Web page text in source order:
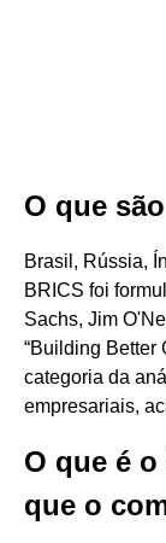
O que
Brasil, Rússia,
BRICS foi
Sachs, Jim
“Building Better
categoria da
empresariais,
O que é
que o